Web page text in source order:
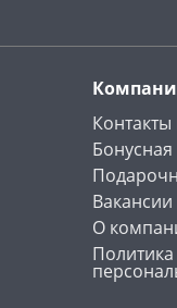
Вакансии
О